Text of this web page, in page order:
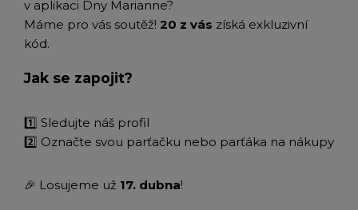
v aplikaci Dny Marianne?
Máme pro vás soutěž! 20 z vás získá exkluzivní
kód.
Jak se zapojit?
1️⃣ Sledujte náš profil
2️⃣ Označte svou parťačku nebo parťáka na nákupy
🎉 Losujeme už 17. dubna!